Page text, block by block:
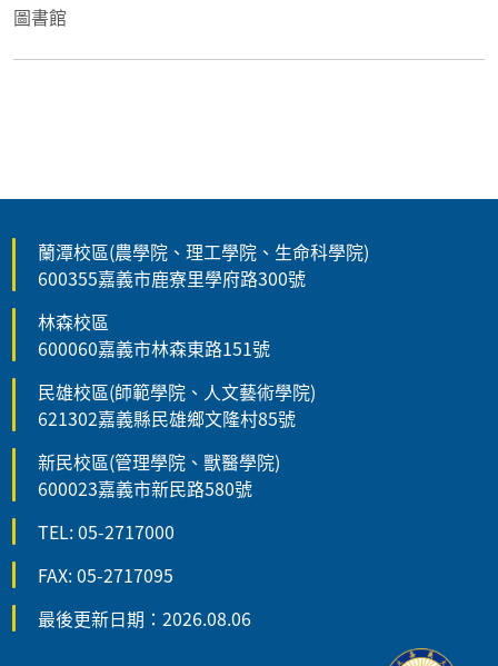
圖書館
蘭潭校區(農學院、理工學院、生命科學院)
600355嘉義市鹿寮里學府路300號
林森校區
600060嘉義市林森東路151號
民雄校區(師範學院、人文藝術學院)
621302嘉義縣民雄鄉文隆村85號
新民校區(管理學院、獸醫學院)
600023嘉義市新民路580號
TEL: 05-2717000
FAX: 05-2717095
最後更新日期：2026.08.06